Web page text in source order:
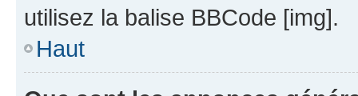
utilisez la balise BBCode [img].
Haut